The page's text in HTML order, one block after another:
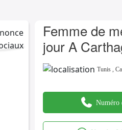
Femme de
jour A
Tunis ,
Numéro